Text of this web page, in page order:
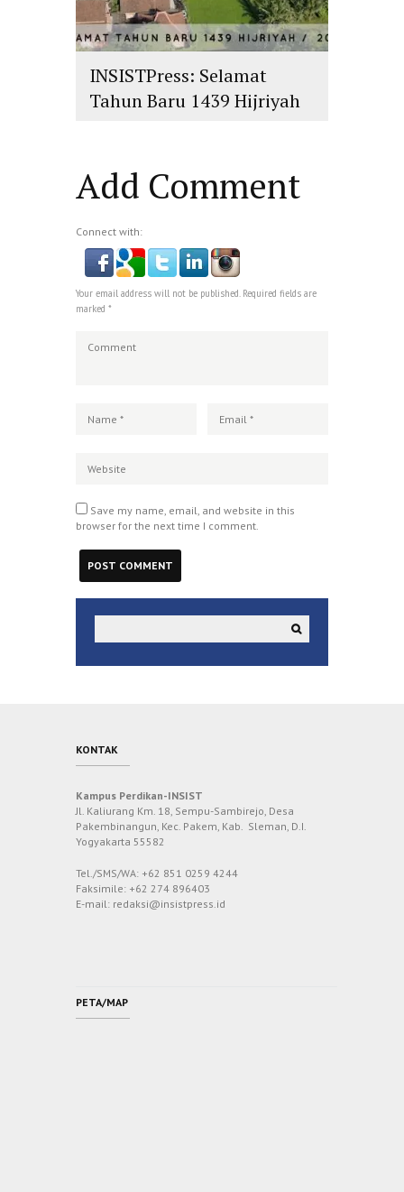
INSISTPress: Selamat
Tahun Baru 1439 Hijriyah
Add Comment
Connect with:
Your email address will not be published. Required fields are
marked *
Save my name, email, and website in this
browser for the next time I comment.
KONTAK
Kampus Perdikan-INSIST
Jl. Kaliurang Km. 18, Sempu-Sambirejo, Desa
Pakembinangun, Kec. Pakem, Kab. Sleman, D.I.
Yogyakarta 55582
Tel./SMS/WA: +62 851 0259 4244
Faksimile: +62 274 896403
E-mail: redaksi@insistpress.id
PETA/MAP